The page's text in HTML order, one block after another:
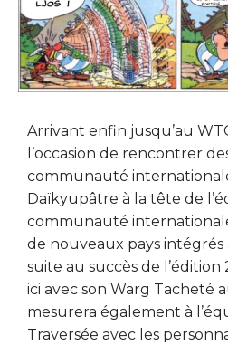
Arrivant enfin jusqu’au
l’occasion de rencontrer
communauté
Daïkyupâtre à la tête de
communauté
de nouveaux pays
suite au succès de
ici avec son Warg Tacheté
mesurera également à
Traversée avec les